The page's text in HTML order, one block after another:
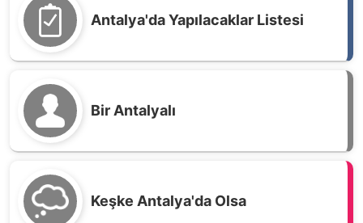
Antalya'da Yapılacaklar Listesi
Bir Antalyalı
Keşke Antalya'da Olsa